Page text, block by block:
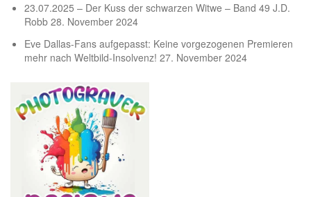
23.07.2025 – Der Kuss der schwarzen Witwe – Band 49 J.D.
Robb 28. November 2024
Eve Dallas-Fans aufgepasst: Keine vorgezogenen Premieren
mehr nach Weltbild-Insolvenz! 27. November 2024